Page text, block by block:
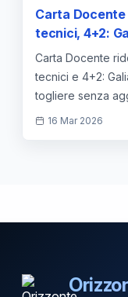
Carta
tecnici, 4+2:
continua a
Carta Docente
tecnici e 4+2:
togliere senza
16 Mar 2026